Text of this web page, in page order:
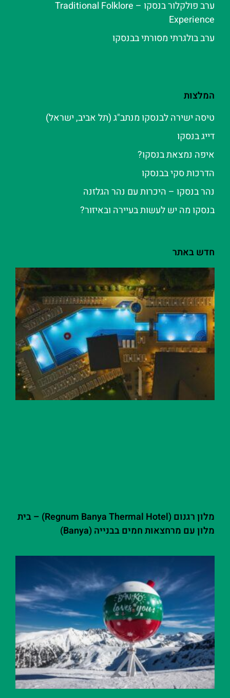
ערב פולקלור בנסקו – Traditional Folklore
Experience
ערב בולגרתי מסורתי בבנסקו
המלצות
טיסה ישירה לבנסקו מנתב"ג (תל אביב, ישראל)
דייג בנסקו
איפה נמצאת בנסקו?
הדרכות סקי בבנסקו
נהר בנסקו – היכרות עם נהר הגלזנה
בנסקו מה יש לעשות בעיירה ובאיזור?
חדש באתר
מלון רגנום (Regnum Banya Thermal Hotel) – בית
מלון עם מרחצאות חמים בבנייה (Banya)